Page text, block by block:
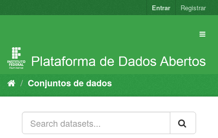
para
Entrar Registrar
Conjuntos de dados